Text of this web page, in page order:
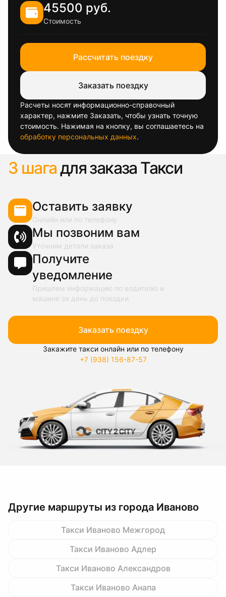
45500 руб.
Стоимость
Рассчитать поездку
Заказать поездку
Расчеты носят информационно-справочный
характер, нажмите Заказать, чтобы узнать точную
стоимость. Нажимая на кнопку, вы соглашаетесь на
обработку персональных данных.
3 шагадля заказа Такси
Оставить заявку
Онлайн или по телефону
Мы позвоним вам
Уточним детали заказа
Получите
уведомление
Пришлем информацию по водителю и
машине за день до поездки
Заказать поездку
Закажите такси онлайн или по телефону
+7 (938) 156-87-57
Другие маршруты из города Иваново
Такси Иваново Межгород
Такси Иваново Адлер
Такси Иваново Александров
Такси Иваново Анапа